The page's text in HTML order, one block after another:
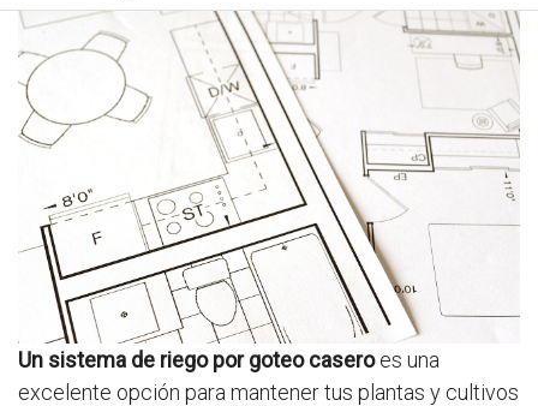
Un sistema de riego por goteo caseroes una
excelente opción para mantener tus plantas y cultivos